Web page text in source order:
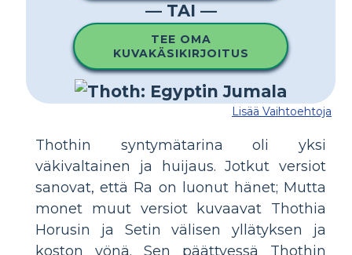
— TAI —
TEE OMA
KUVAKÄSIKIRJOITUS
Lisää Vaihtoehtoja
Thothin syntymätarina oli yksi
väkivaltainen ja huijaus. Jotkut versiot
sanovat, että Ra on luonut hänet; Mutta
monet muut versiot kuvaavat Thothia
Horusin ja Setin välisen yllätyksen ja
koston yönä. Sen päättyessä Thothin